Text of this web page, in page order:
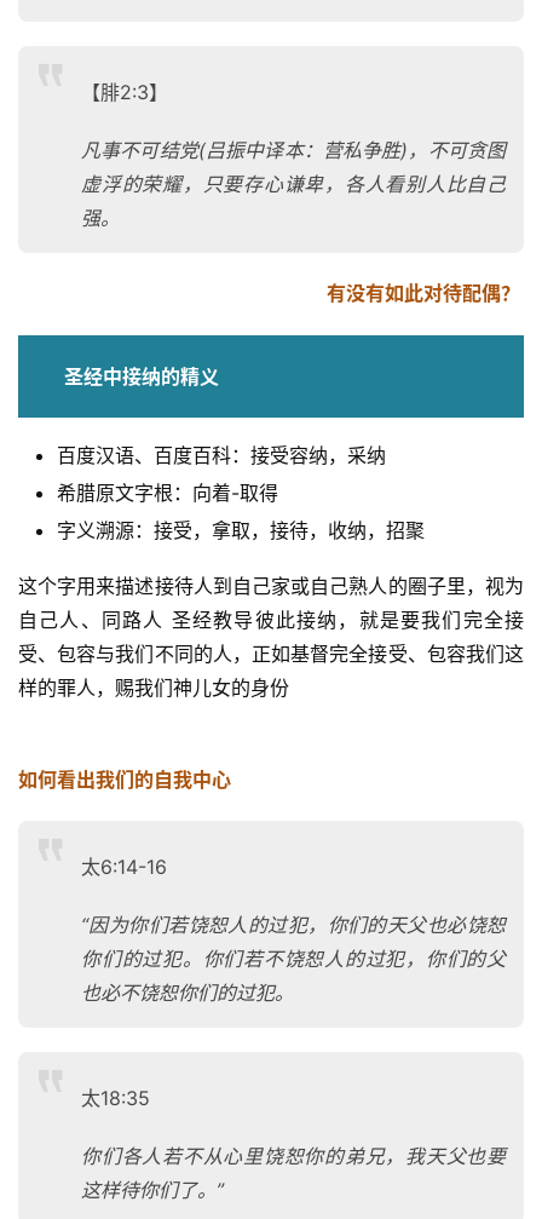
页
崇
题
讲
座
敬
【腓2:3】
凡事不可结党(吕振中译本：营私争胜)，不可贪图
虚浮的荣耀，只要存心谦卑，各人看别人比自己
强。
有没有如此对待配偶？
圣经中接纳的精义
百度汉语、百度百科：接受容纳，采纳
希腊原文字根：向着-取得
字义溯源：接受，拿取，接待，收纳，招聚
这个字用来描述接待人到自己家或自己熟人的圈子里，视为
自己人、同路人 圣经教导彼此接纳，就是要我们完全接
受、包容与我们不同的人，正如基督完全接受、包容我们这
样的罪人，赐我们神儿女的身份
如何看出我们的自我中心
太6:14-16
“因为你们若饶恕人的过犯，你们的天父也必饶恕
你们的过犯。你们若不饶恕人的过犯，你们的父
也必不饶恕你们的过犯。
太18:35
你们各人若不从心里饶恕你的弟兄，我天父也要
这样待你们了。”